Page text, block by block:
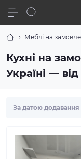
Меблі на
Кухні на
Україні —